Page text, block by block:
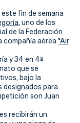
fin de semana
, uno de los
de la Federación
compañía aérea“Air
y 34 en 4ª
que se
bajo la
designados para
son Juan
recibirán un